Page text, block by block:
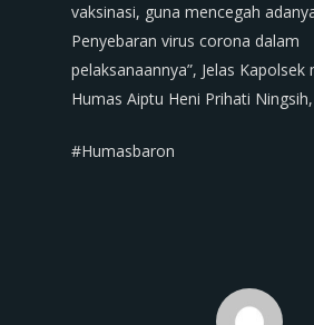
vaksinasi, guna mencegah
Penyebaran virus corona dalam
pelaksanaannya”, Jelas Kapolsek
Humas Aiptu Heni Prihati Ningsih,
#Humasbaron